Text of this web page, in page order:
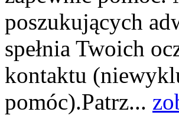
poszukujących
spełnia Twoich
kontaktu
pomóc).Patrz...